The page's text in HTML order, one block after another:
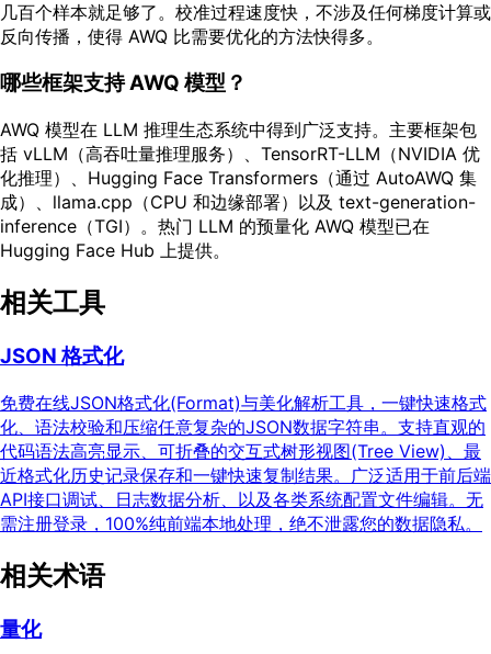
几百个样本就足够了。校准过程速度快，不涉及任何梯度计算或
反向传播，使得 AWQ 比需要优化的方法快得多。
哪些框架支持 AWQ 模型？
AWQ 模型在 LLM 推理生态系统中得到广泛支持。主要框架包
括 vLLM（高吞吐量推理服务）、TensorRT-LLM（NVIDIA 优
化推理）、Hugging Face Transformers（通过 AutoAWQ 集
成）、llama.cpp（CPU 和边缘部署）以及 text-generation-
inference（TGI）。热门 LLM 的预量化 AWQ 模型已在
Hugging Face Hub 上提供。
相关工具
JSON 格式化
免费在线JSON格式化(Format)与美化解析工具，一键快速格式
化、语法校验和压缩任意复杂的JSON数据字符串。支持直观的
代码语法高亮显示、可折叠的交互式树形视图(Tree View)、最
近格式化历史记录保存和一键快速复制结果。广泛适用于前后端
API接口调试、日志数据分析、以及各类系统配置文件编辑。无
需注册登录，100%纯前端本地处理，绝不泄露您的数据隐私。
相关术语
量化